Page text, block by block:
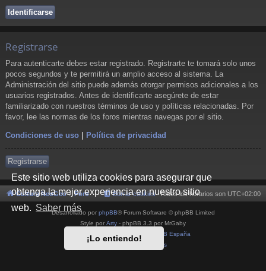
Este sitio web utiliza cookies para asegurar que
obtenga la mejor experiencia en nuestro sitio
web. Saber más
¡Lo entiendo!
Registrarse
Para autenticarte debes estar registrado. Registrarte te tomará solo unos
pocos segundos y te permitirá un amplio acceso al sistema. La
Administración del sitio puede además otorgar permisos adicionales a los
usuarios registrados. Antes de identificarte asegúrete de estar
familiarizado con nuestros términos de uso y políticas relacionadas. Por
favor, lee las normas de los foros mientras navegas por el sitio.
Condiciones de uso Política de privacidad
Registrarse
Cultura NeoGeo Foro Todos los horarios son UTC+02:00
Borrar cookies
Desarrollado por phpBB® Forum Software © phpBB Limited
Style por Arty - phpBB 3.3 por MrGaby
phpBB España
Condiciones